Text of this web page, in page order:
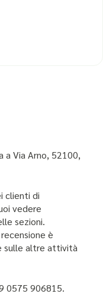
Via Arno, 52100,
clienti di
vedere
sezioni.
è
sulle altre attività
0575 906815.